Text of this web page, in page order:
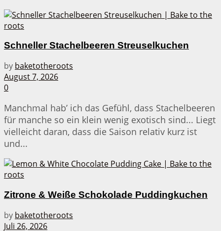
Schneller Stachelbeeren Streuselkuchen
by baketotheroots
August 7, 2026
0
Manchmal hab’ ich das Gefühl, dass Stachelbeeren
für manche so ein klein wenig exotisch sind... Liegt
vielleicht daran, dass die Saison relativ kurz ist
und...
Zitrone & Weiße Schokolade Puddingkuchen
by baketotheroots
Juli 26, 2026